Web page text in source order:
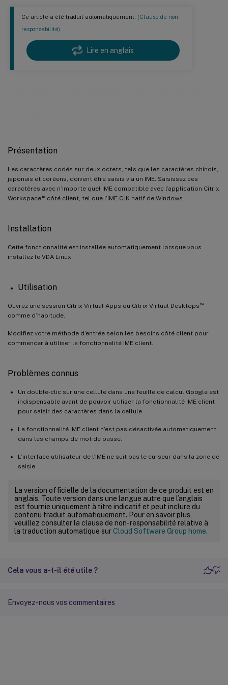
Ce article a été traduit automatiquement. (Clause de non
responsabilité)
Lire en anglais
Présentation
Les caractères codés sur deux octets, tels que les caractères chinois,
japonais et coréens, doivent être saisis via un IME. Saisissez ces
caractères avec n’importe quel IME compatible avec l’application Citrix
Workspace™côté client, tel que l’IME CJK natif de Windows.
Installation
Cette fonctionnalité est installée automatiquement lorsque vous
installez le VDA Linux.
Utilisation
Ouvrez une session Citrix Virtual Apps ou Citrix Virtual Desktops ™
comme d’habitude.
Modifiez votre méthode d’entrée selon les besoins côté client pour
commencer à utiliser la fonctionnalité IME client.
Problèmes connus
Un double-clic sur une cellule dans une feuille de calcul Google est
indispensable avant de pouvoir utiliser la fonctionnalité IME client
pour saisir des caractères dans la cellule.
La fonctionnalité IME client n’est pas désactivée automatiquement
dans les champs de mot de passe.
L’interface utilisateur de l’IME ne suit pas le curseur dans la zone de
saisie.
La version officielle de la documentation de ce produit est en
anglais. Toute version dans une langue autre que l’anglais
est fournie uniquement à titre indicatif et peut inclure du
contenu traduit automatiquement. Pour en savoir plus,
veuillez consulter la clause de non-responsabilité relative à
la traduction automatique surCloud Software Group home.
Cela vous a-t-il été utile ?
Envoyez-nous vos commentaires